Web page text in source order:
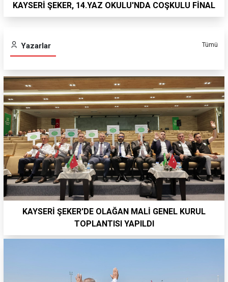
KAYSERİ ŞEKER, 14.YAZ OKULU'NDA COŞKULU FİNAL
Yazarlar Tümü
KAYSERİ ŞEKER'DE OLAĞAN MALİ GENEL KURUL
TOPLANTISI YAPILDI